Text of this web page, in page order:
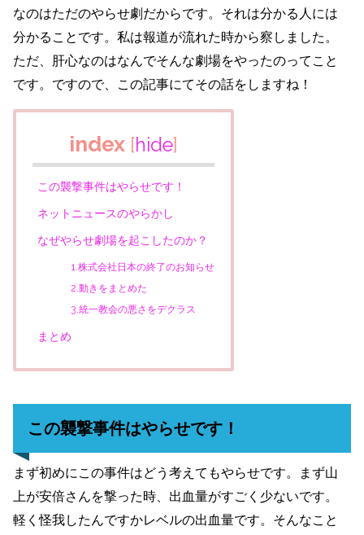
なのはただのやらせ劇だからです。それは分かる人には
分かることです。私は報道が流れた時から察しました。
ただ、肝心なのはなんでそんな劇場をやったのってこと
です。ですので、この記事にてその話をしますね！
index [hide]
この襲撃事件はやらせです！
ネットニュースのやらかし
なぜやらせ劇場を起こしたのか？
1.株式会社日本の終了のお知らせ
2.動きをまとめた
3.統一教会の悪さをデクラス
まとめ
この襲撃事件はやらせです！
まず初めにこの事件はどう考えてもやらせです。まず山
上が安倍さんを撃った時、出血量がすごく少ないです。
軽く怪我したんですかレベルの出血量です。そんなこと